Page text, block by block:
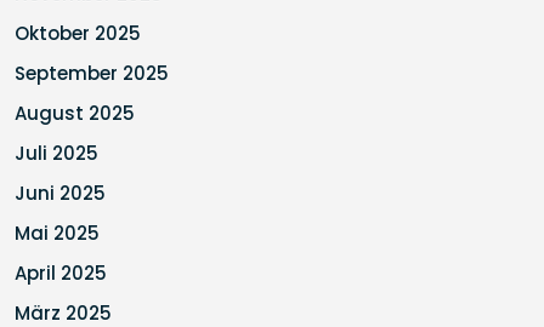
Oktober 2025
September 2025
August 2025
Juli 2025
Juni 2025
Mai 2025
April 2025
März 2025